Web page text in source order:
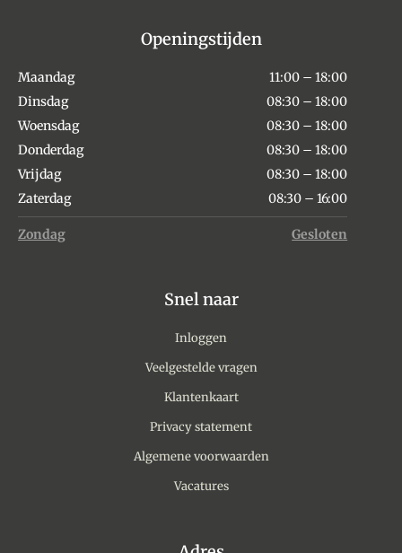
Openingstijden
Maandag
11:00 – 18:00
Dinsdag
08:30 – 18:00
Woensdag
08:30 – 18:00
Donderdag
08:30 – 18:00
Vrijdag
08:30 – 18:00
Zaterdag
08:30 – 16:00
Zondag Gesloten
Snel naar
Inloggen
Veelgestelde vragen
Klantenkaart
Privacy statement
Algemene voorwaarden
Vacatures